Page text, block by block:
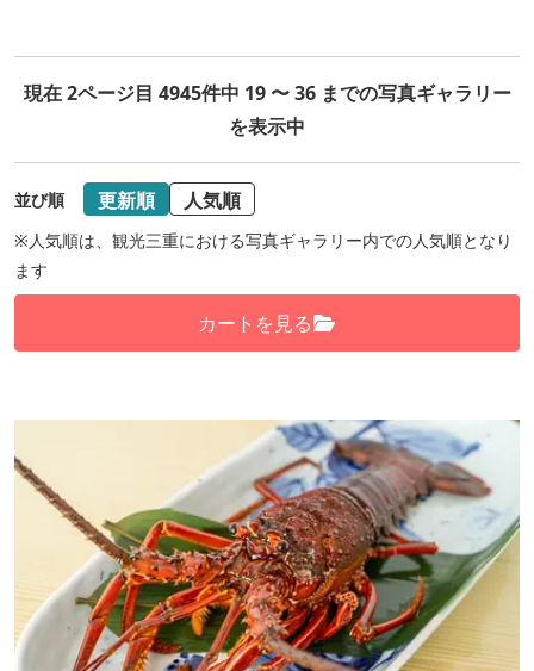
現在 2ページ目 4945件中 19 〜 36 までの写真ギャラリー
を表示中
並び順 更新順 人気順
※人気順は、観光三重における写真ギャラリー内での人気順となり
ます
カートを見る